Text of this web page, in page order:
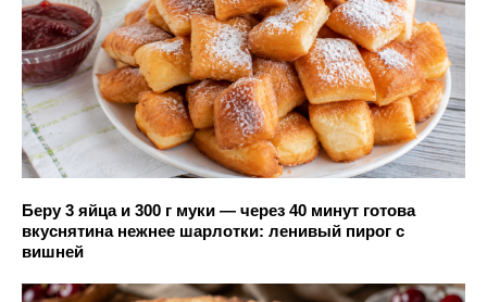
Беру 3 яйца и 300 г муки — через 40 минут готова
вкуснятина нежнее шарлотки: ленивый пирог с
вишней